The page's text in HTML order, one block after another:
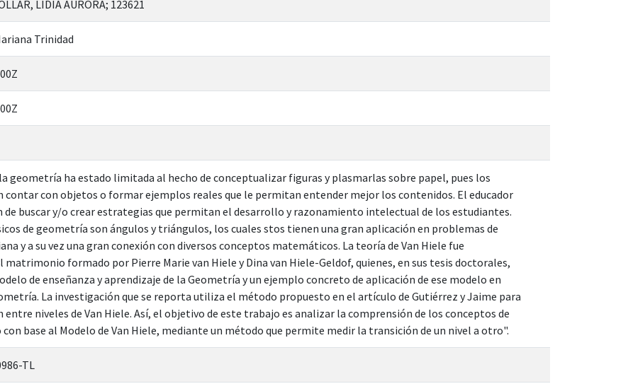
LIDIA AURORA; 123621
Trinidad
geometría ha estado limitada al hecho de conceptualizar figuras y plasmarlas sobre papel, pues los
contar con objetos o formar ejemplos reales que le permitan entender mejor los contenidos. El educador
buscar y/o crear estrategias que permitan el desarrollo y razonamiento intelectual de los estudiantes.
de geometría son ángulos y triángulos, los cuales stos tienen una gran aplicación en problemas de
y a su vez una gran conexión con diversos conceptos matemáticos. La teoría de Van Hiele fue
matrimonio formado por Pierre Marie van Hiele y Dina van Hiele-Geldof, quienes, en sus tesis doctorales,
de enseñanza y aprendizaje de la Geometría y un ejemplo concreto de aplicación de ese modelo en
La investigación que se reporta utiliza el método propuesto en el artículo de Gutiérrez y Jaime para
niveles de Van Hiele. Así, el objetivo de este trabajo es analizar la comprensión de los conceptos de
base al Modelo de Van Hiele, mediante un método que permite medir la transición de un nivel a otro".
TL